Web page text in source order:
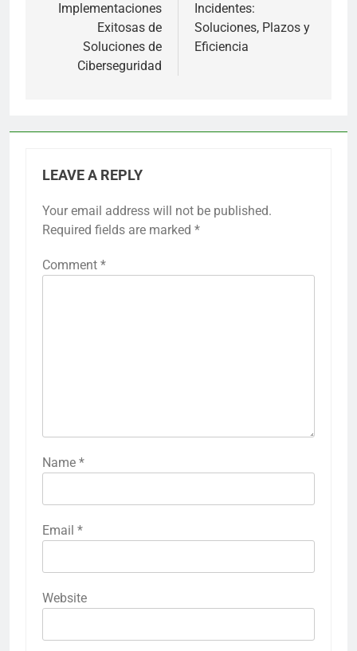
Implementaciones
Exitosas de
Soluciones de
Ciberseguridad
Incidentes:
Soluciones, Plazos y
Eficiencia
LEAVE A REPLY
Your email address will not be published.
Required fields are marked *
Comment *
Name *
Email *
Website